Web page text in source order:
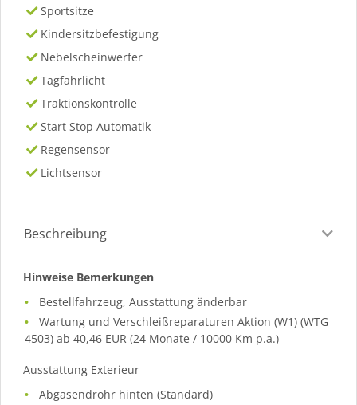
Sportsitze
Kindersitzbefestigung
Nebelscheinwerfer
Tagfahrlicht
Traktionskontrolle
Start Stop Automatik
Regensensor
Lichtsensor
Beschreibung
Hinweise Bemerkungen
Bestellfahrzeug, Ausstattung änderbar
Wartung und Verschleißreparaturen Aktion (W1) (WTG
4503) ab 40,46 EUR (24 Monate / 10000 Km p.a.)
Ausstattung Exterieur
Abgasendrohr hinten (Standard)